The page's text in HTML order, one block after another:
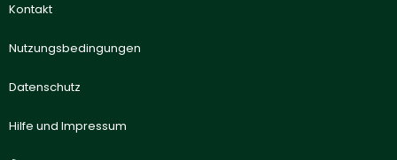
Kontakt
Nutzungsbedingungen
Datenschutz
Hilfe und Impressum